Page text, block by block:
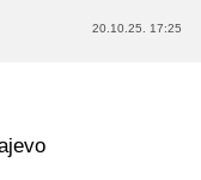
20.10.25. 17:25